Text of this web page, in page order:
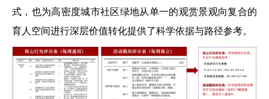
式，也为高密度城市社区绿地从单一的观赏景观向复合的
育人空间进行深层价值转化提供了科学依据与路径参考。